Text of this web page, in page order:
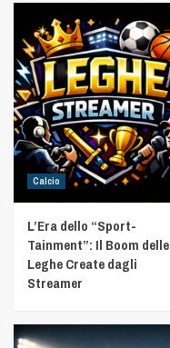
Calcio
L’Era dello “Sport-
Tainment”: Il Boom delle
Leghe Create dagli
Streamer